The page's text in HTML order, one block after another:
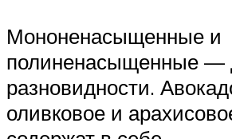
Мононенасыщенные и
полиненасыщенные —
разновидности.
оливковое и